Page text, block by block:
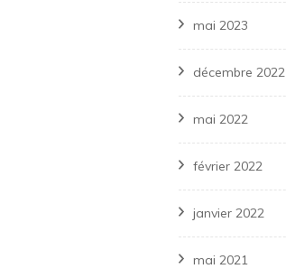
mai 2023
décembre 2022
mai 2022
février 2022
janvier 2022
mai 2021